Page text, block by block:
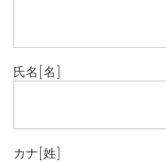
氏名 [名]
カナ[姓]